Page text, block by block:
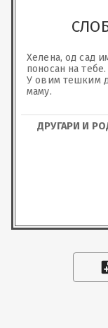
Хелена, од сад
поносан на тебе.
У овим тешким
маму.
ДРУГАРИ И